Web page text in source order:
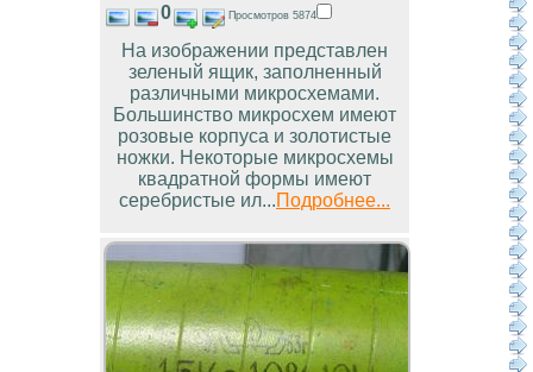
0 Просмотров 5874
На изображении представлен
зеленый ящик, заполненный
различными микросхемами.
Большинство микросхем имеют
розовые корпуса и золотистые
ножки. Некоторые микросхемы
квадратной формы имеют
серебристые ил...Подробнее...